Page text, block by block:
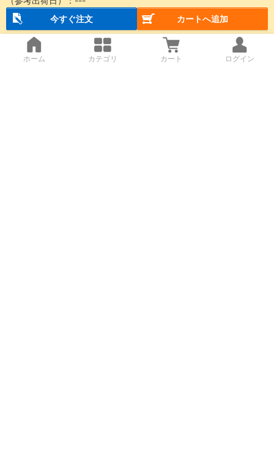
今すぐ注文
カートへ追加
ホーム カテゴリ カート ログイン